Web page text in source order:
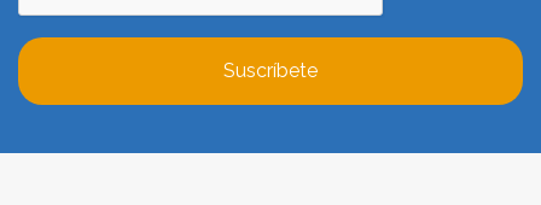
Suscríbete